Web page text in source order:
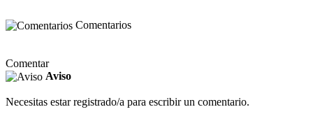
Comentarios
Comentar
Aviso
Necesitas estar registrado/a para escribir un comentario.